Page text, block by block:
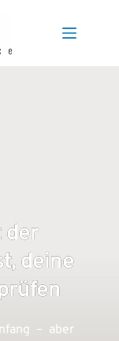
der
deine
– aber